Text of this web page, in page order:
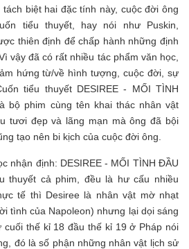
biệt hai đặc tính này, cuộc đời ông
tiểu thuyết, hay nói như Puskin,
thiên định để chấp hành những định
vậy đã có rất nhiều tác phẩm văn học,
hứng từ/về hình tượng, cuộc đời, sự
tiểu thuyết DESIREE - MỐI TÌNH
bộ phim cùng tên khai thác nhân vật
tươi đẹp và lãng mạn mà ông đã bội
tạo nên bi kịch của cuộc đời ông.
nhận định: DESIREE - MỐI TÌNH ĐẦU
thuyết cả phim, đều là hư cấu nhiều
tế thì Desiree là nhân vật mờ nhạt
tình của Napoleon) nhưng lại dọi sáng
thế kỉ 18 đầu thế kỉ 19 ở Pháp nói
đó là số phận những nhân vật lịch sử